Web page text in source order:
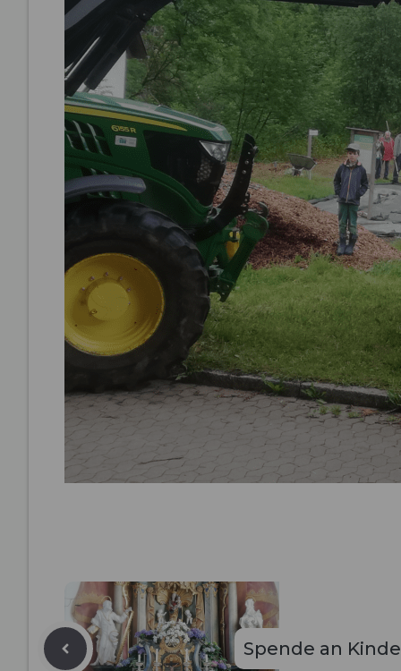
Spende an